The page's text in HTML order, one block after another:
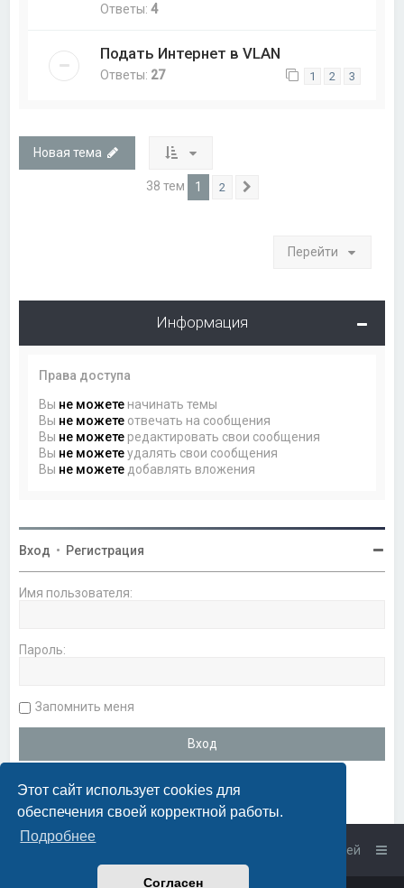
Этот сайт использует cookies для
обеспечения своей корректной работы.
Подробнее
Согласен
Ответы:4
Подать Интернет в VLAN
Ответы: 27 1 2 3
Новая тема
38 тем 1 2
Перейти
Информация
Права доступа
Вы не можете начинать темы
Вы не можете отвечать на сообщения
Вы не можете редактировать свои сообщения
Вы не можетеудалять свои сообщения
Вы не можете добавлять вложения
Вход • Регистрация
Имя пользователя:
Пароль:
Запомнить меня
Связаться с администрацией